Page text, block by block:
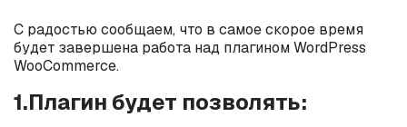
С радостью сообщаем, что в самое скорое время
будет завершена работа над плагином WordPress
WooCommerce.
1.Плагин будет позволять: